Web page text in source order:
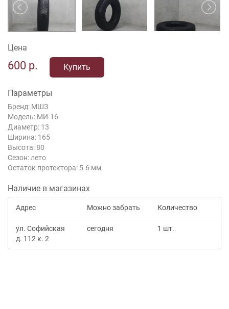
Цена
600 р. Купить
Параметры
Бренд: МШЗ
Модель: МИ-16
Диаметр: 13
Ширина: 165
Высота: 80
Сезон: лето
Остаток протектора: 5-6 мм
Наличие в магазинах
Адрес Можно забрать Количество
ул. Софийская
д. 112 к. 2
сегодня 1 шт.